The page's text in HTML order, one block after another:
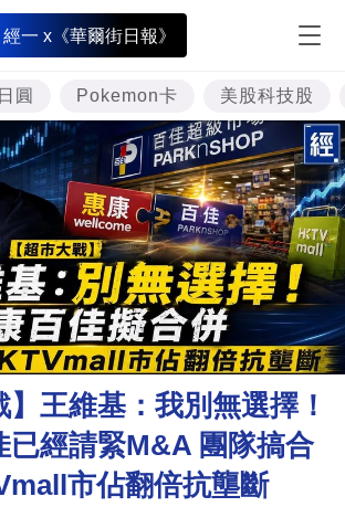
經一 x《華爾街日報》
日圓 Pokemon卡 美股科技股
】王維基：我別無選擇！
已經請緊M&A 團隊搞合
市佔翻倍抗壟斷